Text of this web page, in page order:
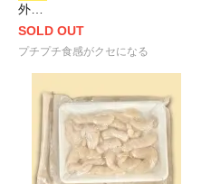
外…
SOLD OUT
プチプチ食感がクセになる